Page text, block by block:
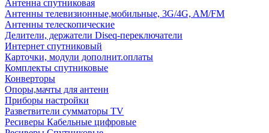
Антенна спутниковая
Антенны телевизионные,мобильные, 3G/4G, AM/FM
Антенны телескопические
Делители, держатели Diseq-переключатели
Интернет спутниковый
Карточки, модули дополнит.оплаты
Комплекты спутниковые
Конверторы
Опоры,мачты для антенн
Приборы настройки
Разветвители сумматоры TV
Ресиверы Кабельные цифровые